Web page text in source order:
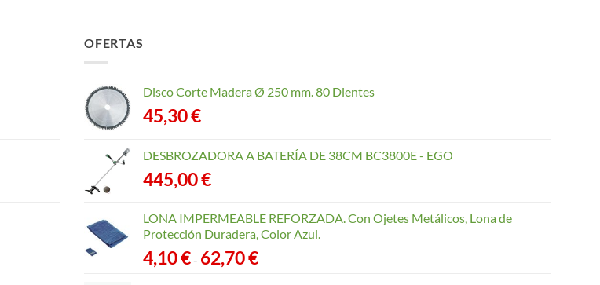
OFERTAS
Disco Corte Madera Ø 250 mm. 80 Dientes
45,30€
DESBROZADORA A BATERÍA DE 38CM BC3800E - EGO
445,00€
LONA IMPERMEABLE REFORZADA. Con Ojetes Metálicos, Lona de
Protección Duradera, Color Azul.
4,10€- 62,70€Rango